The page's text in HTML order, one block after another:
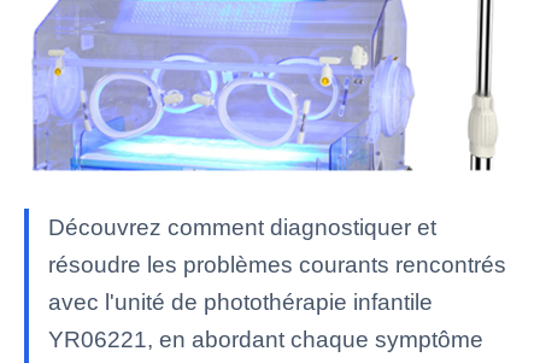
Découvrez comment diagnostiquer et
résoudre les problèmes courants rencontrés
avec l'unité de photothérapie infantile
YR06221, en abordant chaque symptôme